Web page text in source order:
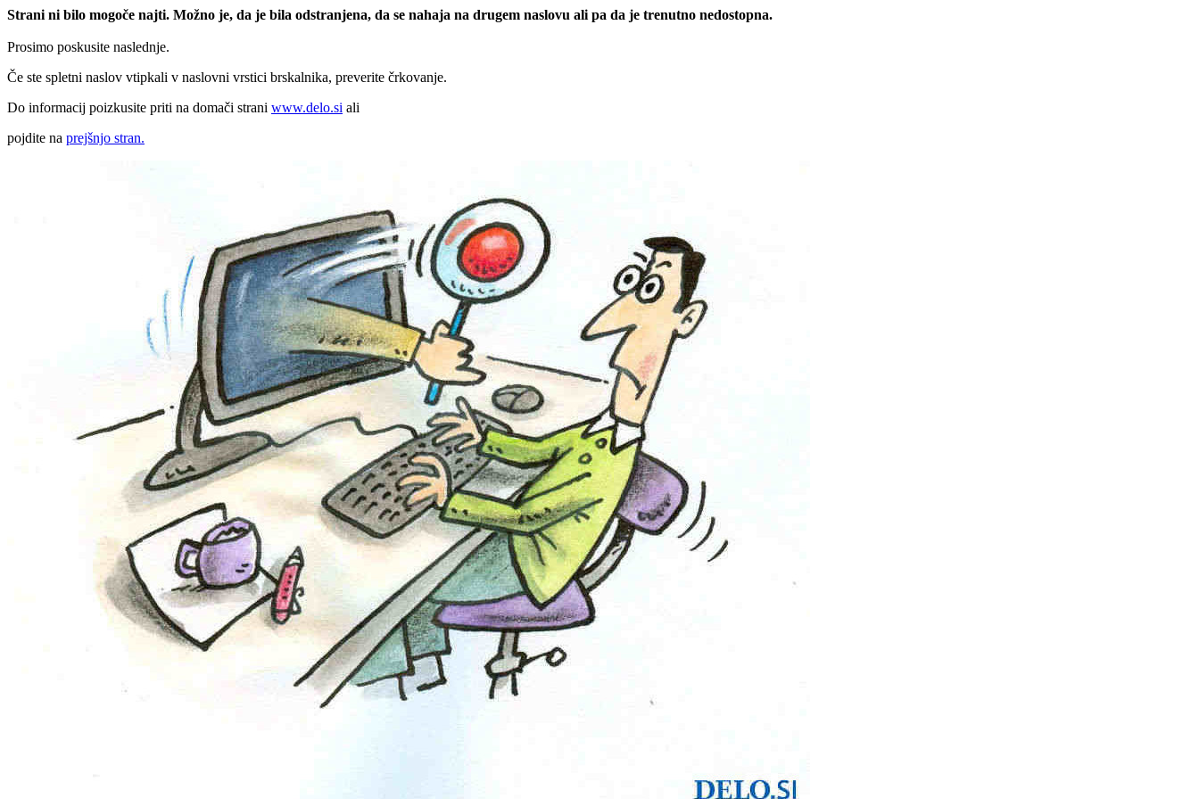
Strani ni bilo mogoče najti. Možno je, da je bila odstranjena, da se nahaja na drugem naslovu ali pa da je trenutno nedostopna.
Prosimo poskusite naslednje.
Če ste spletni naslov vtipkali v naslovni vrstici brskalnika, preverite črkovanje.
Do informacij poizkusite priti na domači strani www.delo.si ali
pojdite na prejšnjo stran.